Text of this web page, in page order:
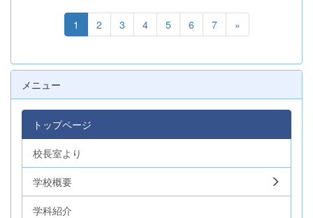
1 2 3 4 5 6 7 »
メニュー
トップページ
校長室より
学校概要
学科紹介